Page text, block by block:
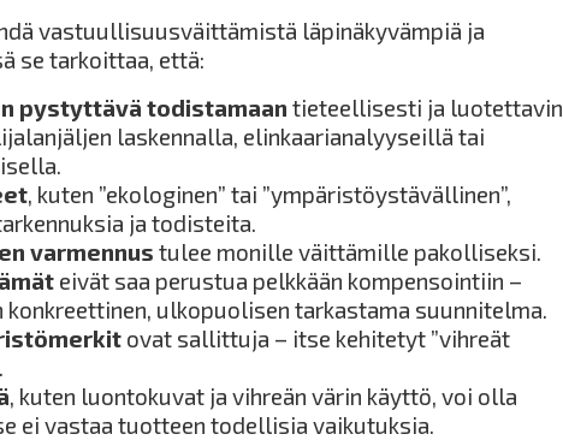
vastuullisuusväittämistä läpinäkyvämpiä ja
se tarkoittaa, että:
pystyttävä todistamaan tieteellisesti ja luotettavin
laskennalla, elinkaarianalyyseillä tai
, kuten ”ekologinen” tai ”ympäristöystävällinen”,
ja todisteita.
varmennus tulee monille väittämille pakolliseksi.
eivät saa perustua pelkkään kompensointiin –
ulkopuolisen tarkastama suunnitelma.
ovat sallittuja – itse kehitetyt ”vihreät
, kuten luontokuvat ja vihreän värin käyttö, voi olla
ei vastaa tuotteen todellisia vaikutuksia.